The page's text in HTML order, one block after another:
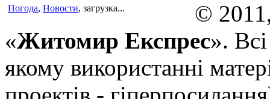
Погода, Новости, загрузка...
©
«Житомир Експрес».
якому використанні